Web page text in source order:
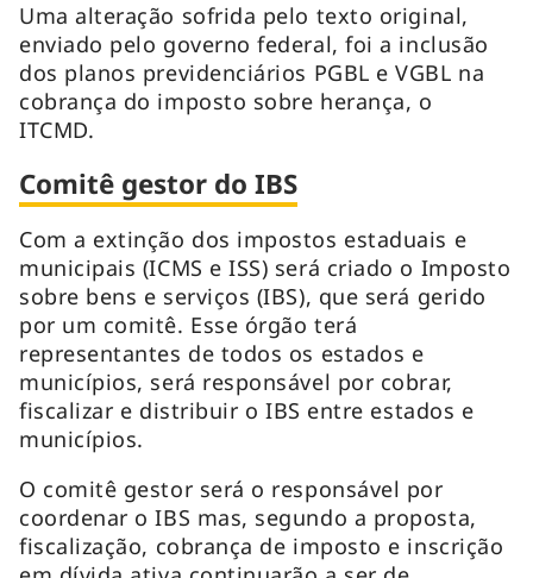
Uma alteração sofrida pelo texto original,
enviado pelo governo federal, foi a inclusão
dos planos previdenciários PGBL e VGBL na
cobrança do imposto sobre herança, o
ITCMD.
Comitê gestor do IBS
Com a extinção dos impostos estaduais e
municipais (ICMS e ISS) será criado o Imposto
sobre bens e serviços (IBS), que será gerido
por um comitê. Esse órgão terá
representantes de todos os estados e
municípios, será responsável por cobrar,
fiscalizar e distribuir o IBS entre estados e
municípios.
O comitê gestor será o responsável por
coordenar o IBS mas, segundo a proposta,
fiscalização, cobrança de imposto e inscrição